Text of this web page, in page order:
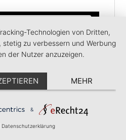
Service zu
laden!
einzubetten.
kann Daten zu Ihren
Bitte lesen Sie die
stimmen Sie der Nutzung
dieses Video anzusehen.
Technologien von Dritten,
stetig zu verbessern und Werbung
der Nutzer anzuzeigen.
MEHR
&
Datenschutzerklärung